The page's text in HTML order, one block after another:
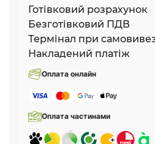
Готівковий розрахунок
Безготівковий ПДВ
Термінал при
Накладений платіж
Оплата онлайн
Оплата частинами